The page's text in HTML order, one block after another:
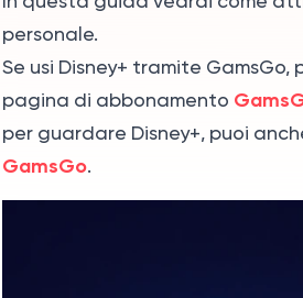
personale.
Se usi Disney+ tramite
pagina di abbonamento
per guardare Disney+, puoi
GamsGo.